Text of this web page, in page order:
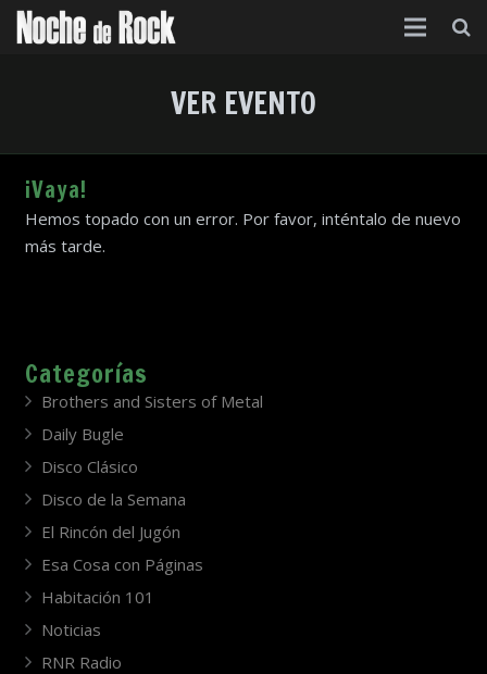
Agenda
Foro
VER EVENTO
¡Vaya!
Hemos topado con un error. Por favor, inténtalo de nuevo
más tarde.
Categorías
Brothers and Sisters of Metal
Daily Bugle
Disco Clásico
Disco de la Semana
El Rincón del Jugón
Esa Cosa con Páginas
Habitación 101
Noticias
RNR Radio